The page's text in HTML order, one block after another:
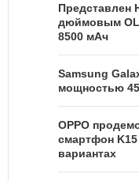
Представлен
дюймовым
8500 мАч
Samsung
мощностью
OPPO
смартфон
вариантах